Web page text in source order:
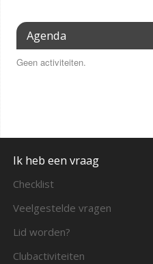
Agenda
Geen activiteiten.
Ik heb een vraag
Checklist
Veelgestelde vragen
Lid worden?
Clubactiviteiten